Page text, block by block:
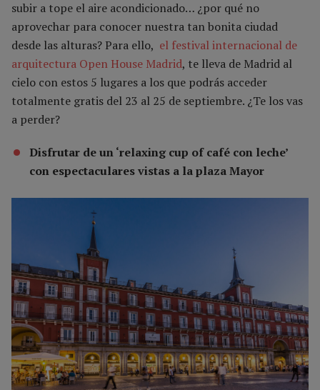
subir a tope el aire acondicionado… ¿por qué no
aprovechar para conocer nuestra tan bonita ciudad
desde las alturas? Para ello, el festival internacional de
arquitectura Open House Madrid, te lleva de Madrid al
cielo con estos 5 lugares a los que podrás acceder
totalmente gratis del 23 al 25 de septiembre. ¿Te los vas
a perder?
Disfrutar de un ‘relaxing cup of café con leche’
con espectaculares vistas a la plaza Mayor